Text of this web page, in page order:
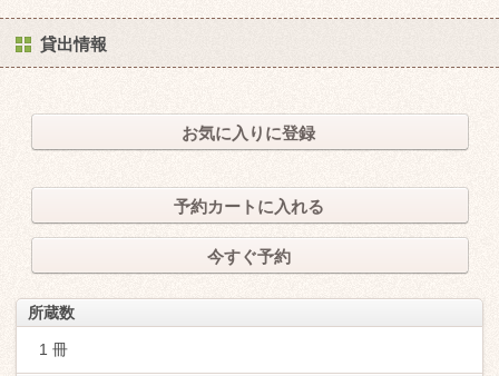
貸出情報
お気に入りに登録
予約カートに入れる
今すぐ予約
所蔵数
1 冊